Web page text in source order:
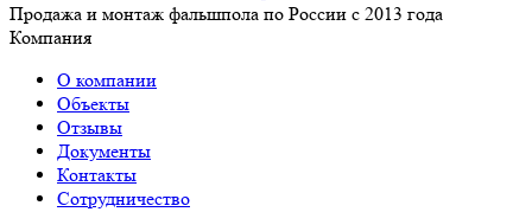
Продажа и монтаж фальшпола по России с 2013 года
Компания
О компании
Объекты
Отзывы
Документы
Контакты
Сотрудничество